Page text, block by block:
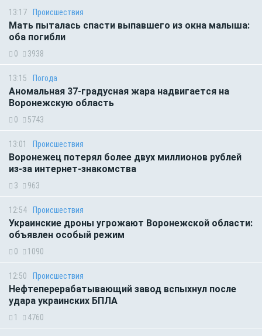
13:17 Происшествия
Мать пыталась спасти выпавшего из окна малыша:
оба погибли
0 3938
13:15 Погода
Аномальная 37-градусная жара надвигается на
Воронежскую область
0 5743
13:01 Происшествия
Воронежец потерял более двух миллионов рублей
из-за интернет-знакомства
3 963
12:54 Происшествия
Украинские дроны угрожают Воронежской области:
объявлен особый режим
0 1090
12:50 Происшествия
Нефтеперерабатывающий завод вспыхнул после
удара украинских БПЛА
1 4760